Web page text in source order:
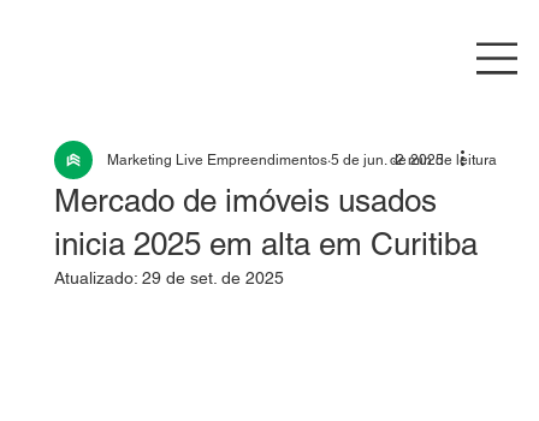
Mercado de imóveis usados
inicia 2025 em alta em Curitiba
Marketing Live Empreendimentos 5 de jun. de 20252 min de leitura
Atualizado: 29 de set. de 2025